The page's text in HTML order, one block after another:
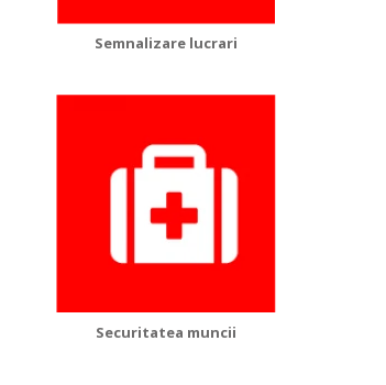
Semnalizare lucrari
Securitatea muncii